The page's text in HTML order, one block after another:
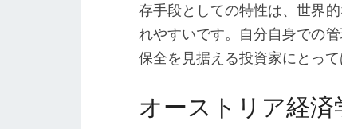
存手段としての特性は、世界
れやすいです。自分自身での
保全を見据える投資家にとっ
オーストリア経